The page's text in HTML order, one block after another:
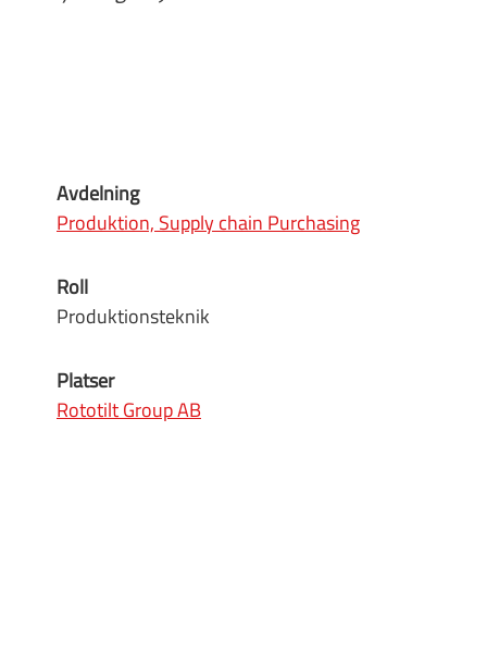
Avdelning
Produktion, Supply chain Purchasing
Roll
Produktionsteknik
Platser
Rototilt Group AB